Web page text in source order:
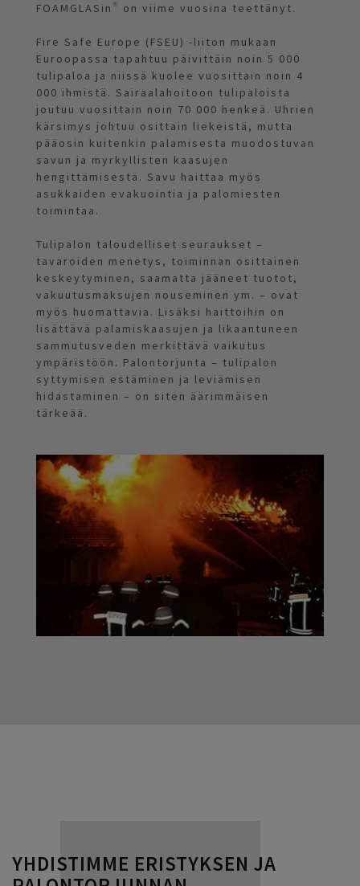
FOAMGLASin® on viime vuosina teettänyt.
Fire Safe Europe (FSEU) -liiton mukaan
Euroopassa tapahtuu päivittäin noin 5 000
tulipaloa ja niissä kuolee vuosittain noin 4
000 ihmistä. Sairaalahoitoon tulipaloista
joutuu vuosittain noin 70 000 henkeä. Uhrien
kärsimys johtuu osittain liekeistä, mutta
pääosin kuitenkin palamisesta muodostuvan
savun ja myrkyllisten kaasujen
hengittämisestä. Savu haittaa myös
asukkaiden evakuointia ja palomiesten
toimintaa.
Tulipalon taloudelliset seuraukset –
tavaroiden menetys, toiminnan osittainen
keskeytyminen, saamatta jääneet tuotot,
vakuutusmaksujen nouseminen ym. – ovat
myös huomattavia. Lisäksi haittoihin on
lisättävä palamiskaasujen ja likaantuneen
sammutusveden merkittävä vaikutus
ympäristöön. Palontorjunta – tulipalon
syttymisen estäminen ja leviämisen
hidastaminen – on siten äärimmäisen
tärkeää.
YHDISTIMME ERISTYKSEN JA